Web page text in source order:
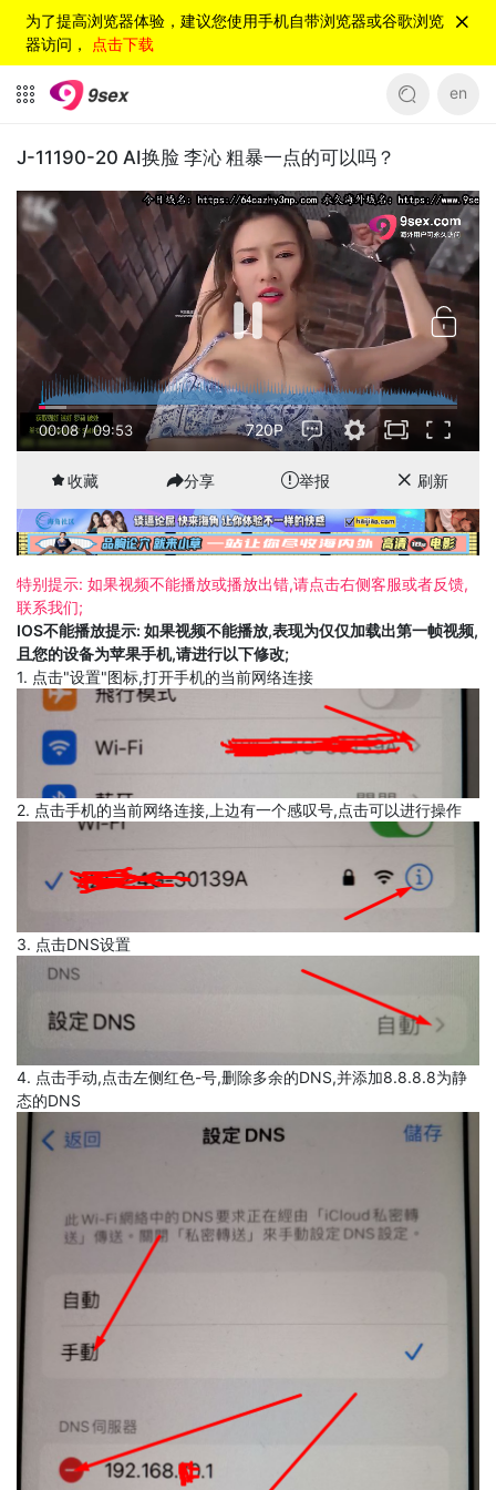
为了提高浏览器体验，建议您使用手机自带浏览器或谷歌浏览
器访问， 点击下载
en
J-11190-20 AI换脸 李沁 粗暴一点的可以吗？
00:08/09:53 720P
收藏 分享 举报 刷新
特别提示: 如果视频不能播放或播放出错,请点击右侧客服或者反馈,
联系我们;
IOS不能播放提示: 如果视频不能播放,表现为仅仅加载出第一帧视频,
且您的设备为苹果手机,请进行以下修改;
1. 点击"设置"图标,打开手机的当前网络连接
2. 点击手机的当前网络连接,上边有一个感叹号,点击可以进行操作
3. 点击DNS设置
4. 点击手动,点击左侧红色-号,删除多余的DNS,并添加8.8.8.8为静
态的DNS